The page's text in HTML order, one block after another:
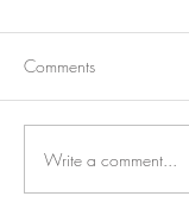
香港旺角琴
大師級一應
Comments
Write a comment...